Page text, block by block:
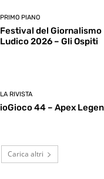
PRIMO PIANO
Festival del Giornalismo
Ludico 2026 – Gli Ospiti
LA RIVISTA
ioGioco 44 – Apex
Carica altri